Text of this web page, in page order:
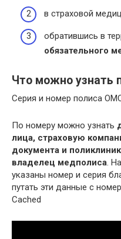
в страховой
обратившись в
обязательного
Что можно узнать
Серия и номер полиса
По номеру можно узнать
лица, страховую
документа и
владелец медполиса.
указаны номер и серия
путать эти данные с
Cached